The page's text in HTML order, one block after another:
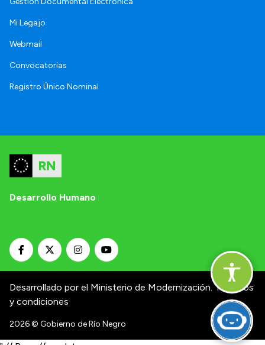
Mi Legajo
Webmail
Convocatorias
Registro Único Nominal
Desarrollo Humano
Desarrollado por el Ministerio de Modernización. Términos
y condiciones
2026© Gobierno de Río Negro